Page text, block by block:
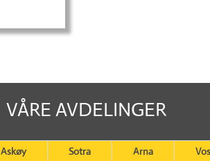
VÅRE AVDELINGER
Askøy Sotra Arna